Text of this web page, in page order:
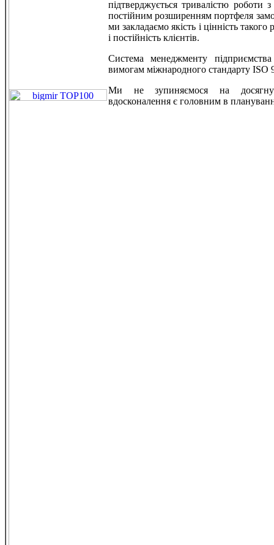
підтверджується тривалістю
постійним розширенням портфеля
ми закладаємо якість і цінність
і постійність клієнтів.
Система менеджменту підприємства
вимогам міжнародного стандарту ISO
Ми не зупиняємося на
вдосконалення є головним в